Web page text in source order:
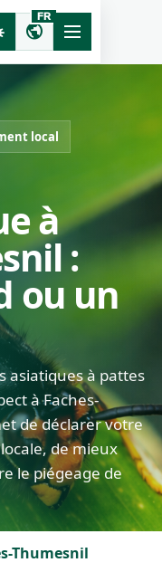
public
FR
local
à
:
ou un
asiatiques à pattes
à Faches-
de déclarer votre
de mieux
le piégeage de
Thumesnil